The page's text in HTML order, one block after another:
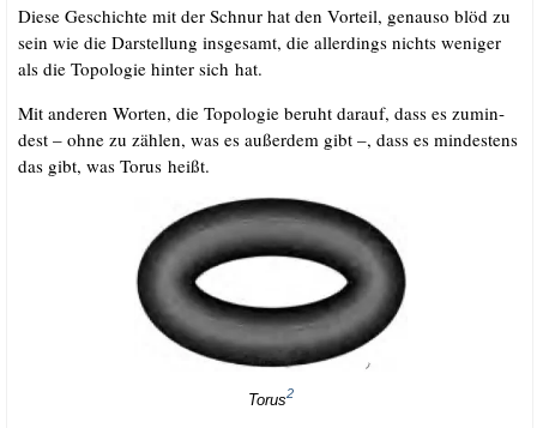
Die­se Geschich­te mit der Schnur hat den Vor­teil, genau­so blöd zu
sein wie die Dar­stel­lung ins­ge­samt, die aller­dings nichts weni­ger
als die Topo­lo­gie hin­ter sich hat.
Mit ande­ren Wor­ten, die Topo­lo­gie beruht dar­auf, dass es zumin­
dest – ohne zu zäh­len, was es außer­dem gibt –, dass es min­des­tens
das gibt, was Torus heißt.
Torus2